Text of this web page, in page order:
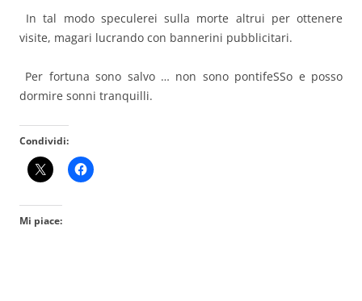
In tal modo speculerei sulla morte altrui per ottenere
visite, magari lucrando con bannerini pubblicitari.
Per fortuna sono salvo … non sono pontifeSSo e posso
dormire sonni tranquilli.
Condividi:
Mi piace: